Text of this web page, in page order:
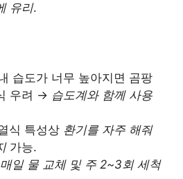
유리.
습도가 너무 높아지면 곰팡
우려 → 습도계와 함께 사용
식 특성상 환기를 자주 해줘
가능.
매일 물 교체 및 주 2~3회 세척